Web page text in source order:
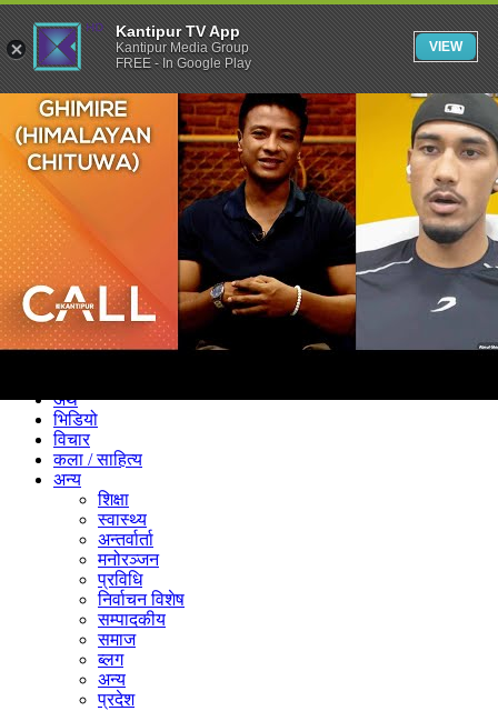
समाचार
राजनीति
अर्थ
भिडियो
विचार
कला / साहित्य
अन्य
शिक्षा
स्वास्थ्य
अन्तर्वार्ता
मनोरञ्जन
प्रविधि
निर्वाचन विशेष
सम्पादकीय
समाज
ब्लग
अन्य
प्रदेश
Kantipur TV App
Kantipur Media Group
FREE - In Google Play
VIEW